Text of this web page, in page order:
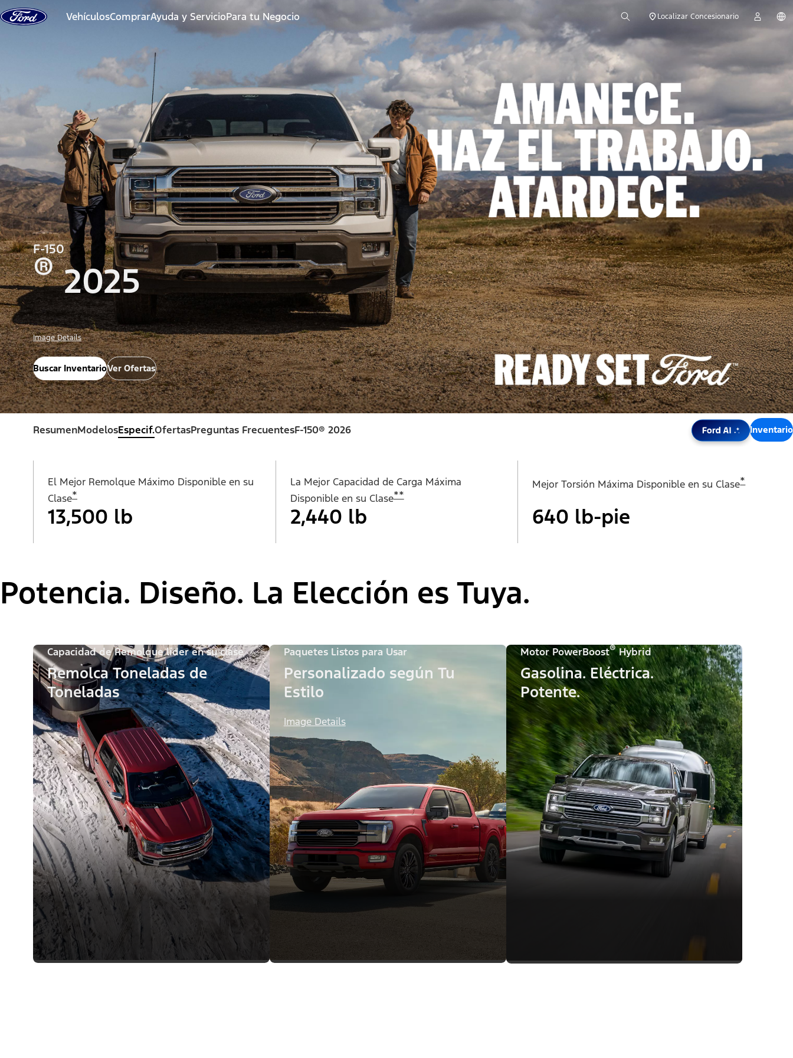
Saltar al contenido
VehículosComprarAyuda y ServicioPara tu Negocio Localizar Concesionario
F-150
®2025
Image Details
Buscar InventarioVer Ofertas
ResumenModelosEspecif.OfertasPreguntas FrecuentesF-150® 2026 Press Enter or
Inventario
El Mejor Remolque Máximo Disponible en su
Clase*
13,500 lb
La Mejor Capacidad de Carga Máxima
Disponible en su Clase**
2,440 lb
Mejor Torsión Máxima Disponible en su Clase*
640 lb-pie
Potencia. Diseño. La Elección es Tuya.
Capacidad de Remolque líder en su clase
Remolca Toneladas de
Toneladas
Paquetes Listos para Usar
Personalizado según Tu
Estilo
Image Details
Motor PowerBoost®Hybrid
Gasolina. Eléctrica.
Potente.